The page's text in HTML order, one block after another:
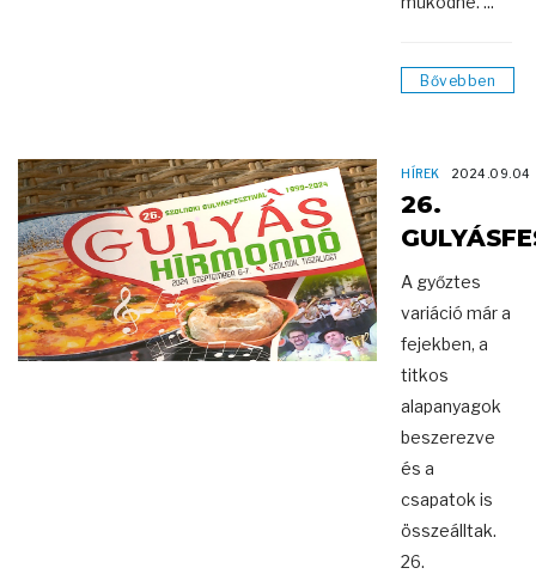
Bővebben
HÍREK 2024.09.04
26.
A győztes
variáció már a
fejekben, a
titkos
alapanyagok
beszerezve
és a
csapatok is
összeálltak.
26.